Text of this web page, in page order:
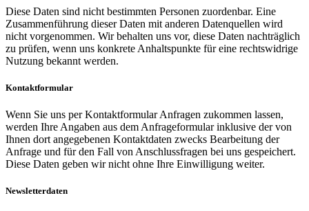
Diese Daten sind nicht bestimmten Personen zuordenbar. Eine
Zusammenführung dieser Daten mit anderen Datenquellen wird
nicht vorgenommen. Wir behalten uns vor, diese Daten nachträglich
zu prüfen, wenn uns konkrete Anhaltspunkte für eine rechtswidrige
Nutzung bekannt werden.
Kontaktformular
Wenn Sie uns per Kontaktformular Anfragen zukommen lassen,
werden Ihre Angaben aus dem Anfrageformular inklusive der von
Ihnen dort angegebenen Kontaktdaten zwecks Bearbeitung der
Anfrage und für den Fall von Anschlussfragen bei uns gespeichert.
Diese Daten geben wir nicht ohne Ihre Einwilligung weiter.
Newsletterdaten